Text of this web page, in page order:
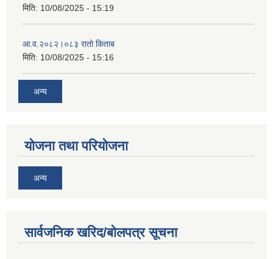
मिति: 10/08/2025 - 15:19
आ‍.व.२०८२।०८३ रातो किताब
मिति: 10/08/2025 - 15:16
अन्य
योजना तथा परियोजना
अन्य
सार्वजनिक खरिद/बोलपत्र सूचना